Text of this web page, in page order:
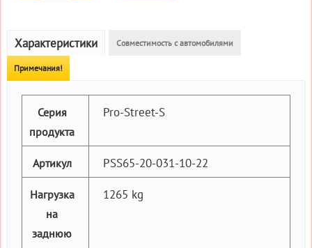
Характеристики Совместимость с автомобилями
Примечания!
Серия
продукта
Pro-Street-S
Артикул PSS65-20-031-10-22
Нагрузка
на
заднюю
1265 kg